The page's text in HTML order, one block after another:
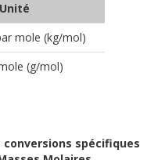
Unité
mole (kg/mol)
(g/mol)
spécifiques